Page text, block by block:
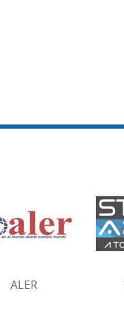
ALER